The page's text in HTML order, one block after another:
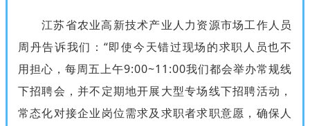
江苏省农业高新技术产业人力资源市场工作人员
周丹告诉我们：“即使今天错过现场的求职人员也不
用担心，每周五上午9:00~11:00我们都会举办常规线
下招聘会，并不定期地开展大型专场线下招聘活动，
常态化对接企业岗位需求及求职者求职意愿，确保人